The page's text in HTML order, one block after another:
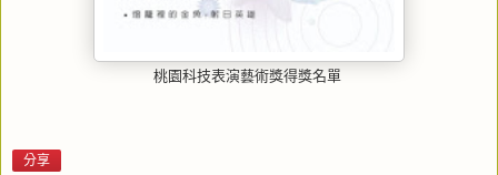
桃園科技表演藝術獎得獎名單
分享